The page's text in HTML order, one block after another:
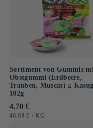
Sortiment von Gummis
Obstgummi (Erdbeere,
Trauben, Muscat) ≤
102g
Normaler
Preis
4.70 €
GRUNDPREIS
46.08 € / PRO
KG